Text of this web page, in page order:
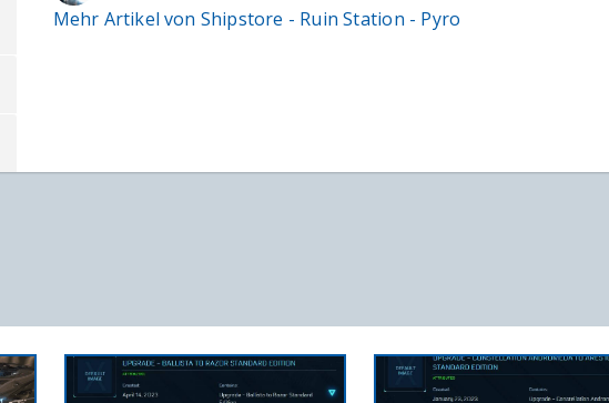
Mehr Artikel von Shipstore - Ruin Station - Pyro
IN DEN WARENKORB